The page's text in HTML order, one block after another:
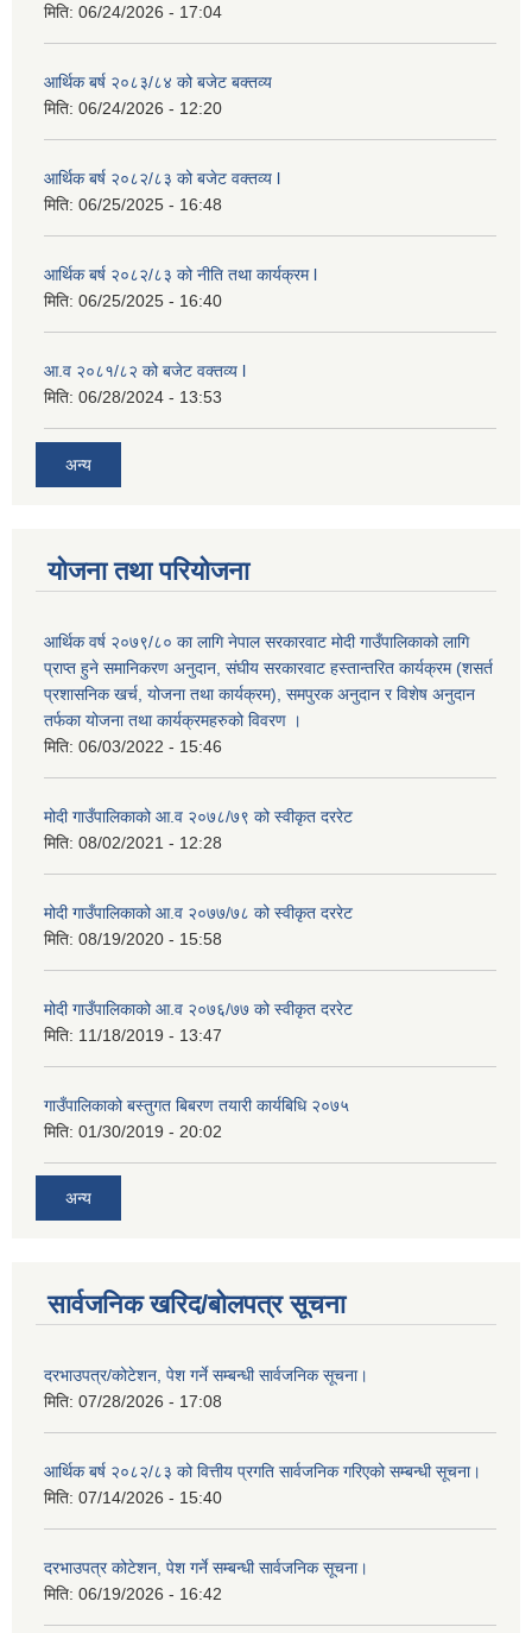
मिति: 06/24/2026 - 17:04
आर्थिक बर्ष २०८३/८४ को बजेट बक्तव्य
मिति: 06/24/2026 - 12:20
आर्थिक बर्ष २०८२/८३ को बजेट वक्तव्य l
मिति: 06/25/2025 - 16:48
आर्थिक बर्ष २०८२/८३ को नीति तथा कार्यक्रम l
मिति: 06/25/2025 - 16:40
आ.व २०८१/८२ को बजेट वक्तव्य l
मिति: 06/28/2024 - 13:53
अन्य
योजना तथा परियोजना
आर्थिक वर्ष २०७९/८० का लागि नेपाल सरकारवाट मोदी गाउँपालिकाको लागि
प्राप्त हुने समानिकरण अनुदान, संघीय सरकारवाट हस्तान्तरित कार्यक्रम (शसर्त
प्रशासनिक खर्च, योजना तथा कार्यक्रम), समपुरक अनुदान र विशेष अनुदान
तर्फका योजना तथा कार्यक्रमहरुको विवरण ।
मिति: 06/03/2022 - 15:46
मोदी गाउँपालिकाको आ.व २०७८/७९ को स्वीकृत दररेट
मिति: 08/02/2021 - 12:28
मोदी गाउँपालिकाको आ.व २०७७/७८ को स्वीकृत दररेट
मिति: 08/19/2020 - 15:58
मोदी गाउँपालिकाको आ.व २०७६/७७ को स्वीकृत दररेट
मिति: 11/18/2019 - 13:47
गाउँपालिकाको बस्तुगत बिबरण तयारी कार्यबिधि २०७५
मिति: 01/30/2019 - 20:02
अन्य
सार्वजनिक खरिद/बोलपत्र सूचना
दरभाउपत्र/कोटेशन, पेश गर्ने सम्बन्धी सार्वजनिक सूचना।
मिति: 07/28/2026 - 17:08
आर्थिक बर्ष २०८२/८३ को वित्तीय प्रगति सार्वजनिक गरिएको सम्बन्धी सूचना।
मिति: 07/14/2026 - 15:40
दरभाउपत्र कोटेशन, पेश गर्ने सम्बन्धी सार्वजनिक सूचना।
मिति: 06/19/2026 - 16:42